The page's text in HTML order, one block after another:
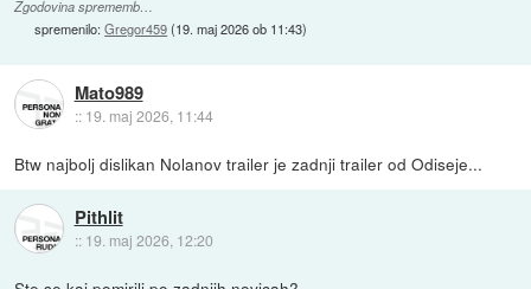
Zgodovina sprememb…
spremenilo:Gregor459(19. maj 2026 ob 11:43)
Mato989
:: 19. maj 2026, 11:44
Btw najbolj dislikan Nolanov trailer je zadnji trailer od Odiseje...
Pithlit
:: 19. maj 2026, 12:20